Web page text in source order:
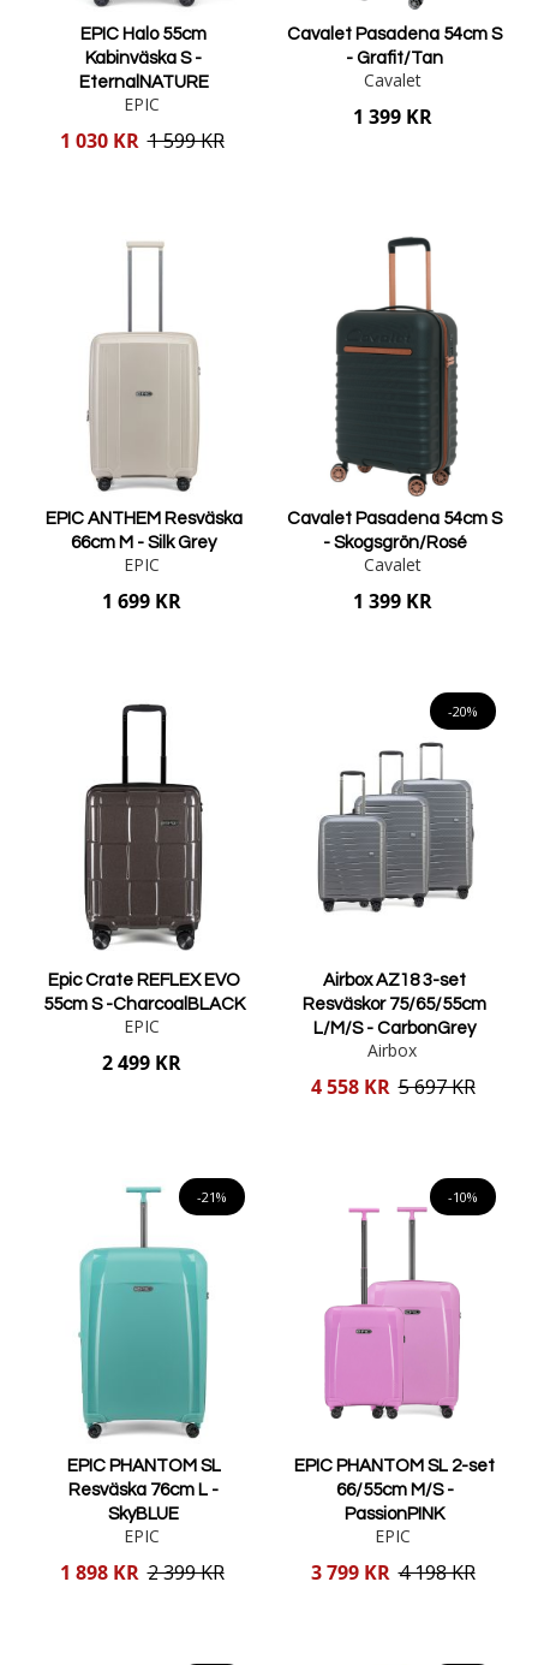
EPIC Halo 55cm
Kabinväska S -
EternalNATURE
EPIC
Reducerat
1 030 KR 1 599 KR
Cavalet Pasadena 54cm S
- Grafit/Tan
Cavalet
1 399 KR
EPIC ANTHEM Resväska
66cm M - Silk Grey
EPIC
1 699 KR
Cavalet Pasadena 54cm S
- Skogsgrön/Rosé
Cavalet
1 399 KR
Epic Crate REFLEX EVO
55cm S -CharcoalBLACK
EPIC
2 499 KR
-20%
Airbox AZ18 3-set
Resväskor 75/65/55cm
L/M/S - CarbonGrey
Airbox
Reducerat
4 558 KR 5 697 KR
-21%
EPIC PHANTOM SL
Resväska 76cm L -
SkyBLUE
EPIC
Reducerat
1 898 KR 2 399 KR
-10%
EPIC PHANTOM SL 2-set
66/55cm M/S -
PassionPINK
EPIC
Reducerat
3 799 KR 4 198 KR